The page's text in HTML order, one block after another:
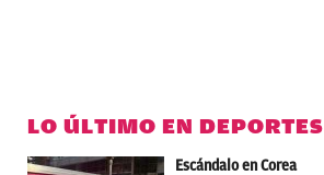
LO ÚLTIMO EN DEPORTES
Escándalo en Corea